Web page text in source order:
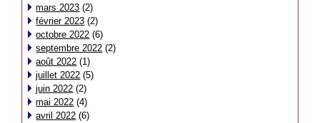
mars 2023 (2)
février 2023 (2)
octobre 2022 (6)
septembre 2022 (2)
août 2022 (1)
juillet 2022 (5)
juin 2022 (2)
mai 2022 (4)
avril 2022 (6)